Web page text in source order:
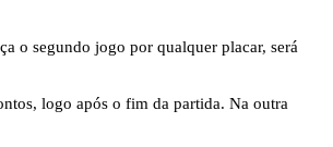
o segundo jogo por qualquer placar, será
logo após o fim da partida. Na outra